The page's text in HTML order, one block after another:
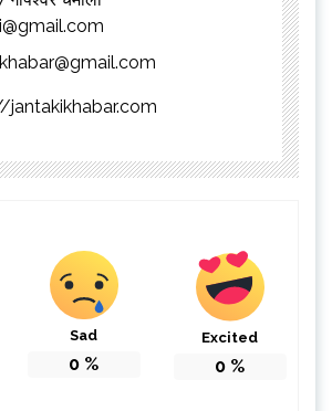
jantakikhabar.com
Sad
0 %
Excited
0 %